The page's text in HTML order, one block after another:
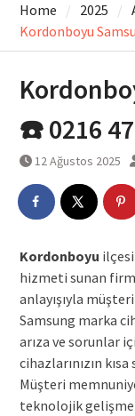
Home 2025
Kordonboyu
☎️ 0216
12 Ağustos 2025
Kordonboyu
hizmeti sunan
anlayışıyla
Samsung marka
arıza ve sorunlar
cihazlarınızın
Müşteri
teknolojik